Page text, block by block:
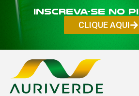
Inscreva-se no
CLIQUE AQUI